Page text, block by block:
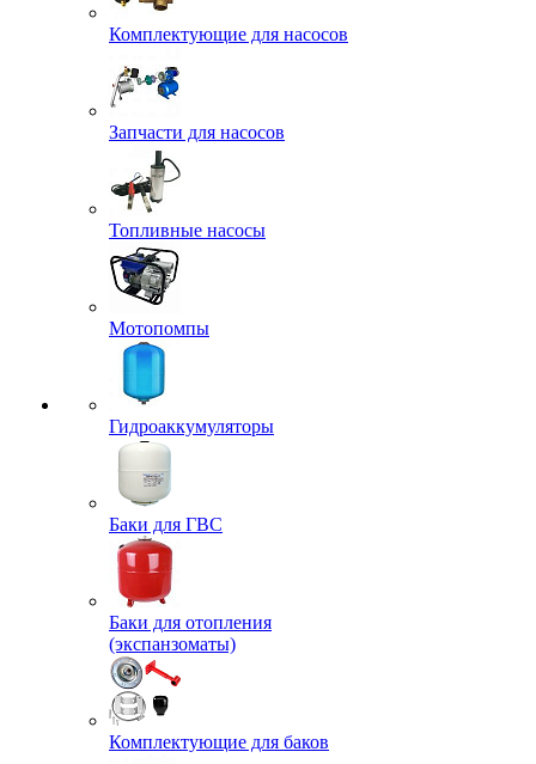
Комплектующие для насосов
Запчасти для насосов
Топливные насосы
Мотопомпы
Гидроаккумуляторы
Баки для ГВС
Баки для отопления
(экспанзоматы)
Комплектующие для баков